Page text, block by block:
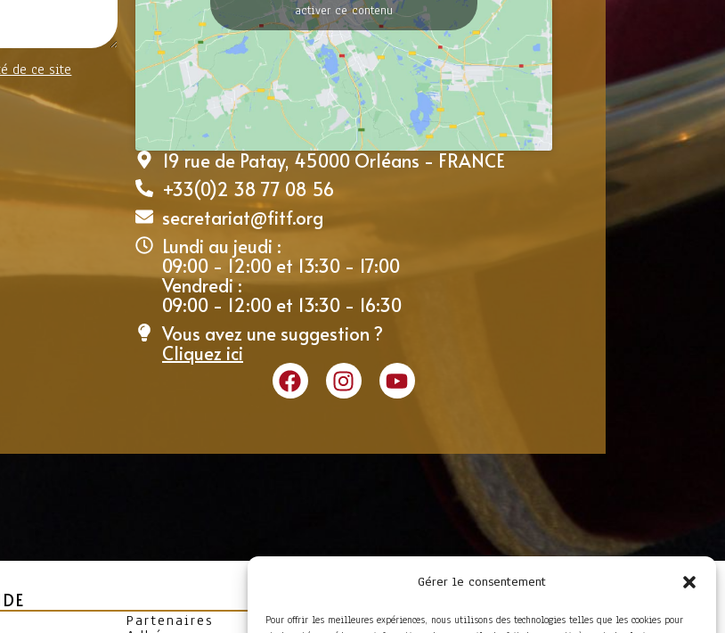
Gérer le consentement
Pour offrir les meilleures expériences, nous utilisons des technologies telles que les cookies pour
de ce site
activer ce contenu
19 rue de Patay, 45000 Orléans - FRANCE
+33(0)2 38 77 08 56
secretariat@fitf.org
Lundi au jeudi :
09:00 - 12:00 et 13:30 - 17:00
Vendredi :
09:00 - 12:00 et 13:30 - 16:30
Vous avez une suggestion ?
Cliquez ici
Partenaires Foire aux questions